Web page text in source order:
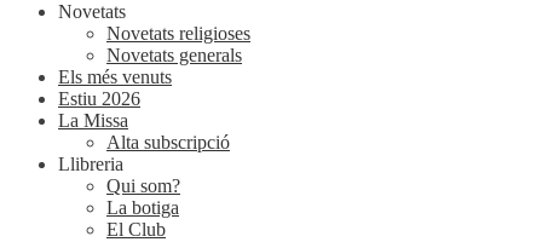
Novetats
Novetats religioses
Novetats generals
Els més venuts
Estiu 2026
La Missa
Alta subscripció
Llibreria
Qui som?
La botiga
El Club